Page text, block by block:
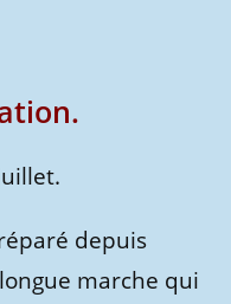
depuis
marche qui